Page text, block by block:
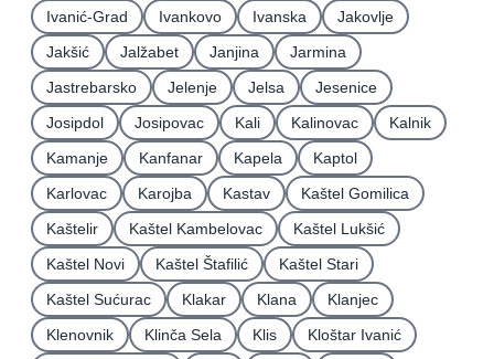
Ivanić-Grad Ivankovo Ivanska
Jakovlje
Jakšić
Jalžabet Janjina
Jarmina
Jastrebarsko
Jelenje Jelsa
Jesenice
Josipdol
Josipovac Kali Kalinovac
Kalnik
Kamanje
Kanfanar Kapela
Kaptol
Karlovac
Karojba Kastav
Kaštel Gomilica
Kaštelir
Kaštel Kambelovac
Kaštel Lukšić
Kaštel Novi
Kaštel Štafilić
Kaštel Stari
Kaštel Sućurac
Klakar Klana
Klanjec
Klenovnik
Klinča Sela Klis
Kloštar Ivanić